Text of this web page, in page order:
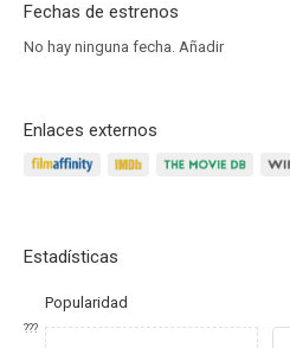
Fechas de estrenos
No hay ninguna fecha. Añadir
Enlaces externos
Estadísticas
Popularidad
???